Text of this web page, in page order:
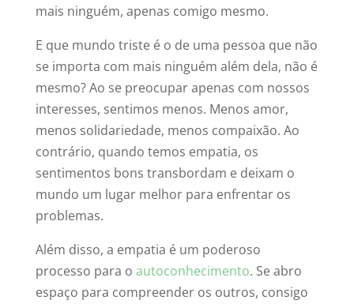
mais ninguém, apenas comigo mesmo.
E que mundo triste é o de uma pessoa que não
se importa com mais ninguém além dela, não é
mesmo? Ao se preocupar apenas com nossos
interesses, sentimos menos. Menos amor,
menos solidariedade, menos compaixão. Ao
contrário, quando temos empatia, os
sentimentos bons transbordam e deixam o
mundo um lugar melhor para enfrentar os
problemas.
Além disso, a empatia é um poderoso
processo para o autoconhecimento. Se abro
espaço para compreender os outros, consigo